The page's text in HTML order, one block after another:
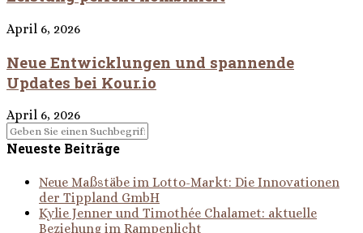
April 6, 2026
Neue Entwicklungen und spannende
Updates bei Kour.io
April 6, 2026
Neueste Beiträge
Neue Maßstäbe im Lotto-Markt: Die Innovationen
der Tippland GmbH
Kylie Jenner und Timothée Chalamet: aktuelle
Beziehung im Rampenlicht